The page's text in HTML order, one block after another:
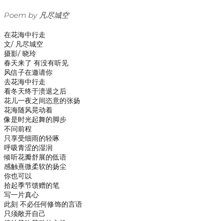
Poem by 凡尽城空
在花海中行走
文/ 凡尽城空
摄影/ 晓玲
春天来了 有没有听见
风信子在邀请你
去花海中行走
看冬天终于溃退之后
花儿一夜之间恣意的张扬
花海随风晃动着
像是时光起舞的脚步
不问前程
只享受细雨的轻啄
呼吸青涩的湿润
倾听花瓣舒展的低语
感触熹微柔软的扬尘
你也可以
拾起季节馈赠的笔
写一片真心
此刻 不必任何修饰的言语
只须敞开自己